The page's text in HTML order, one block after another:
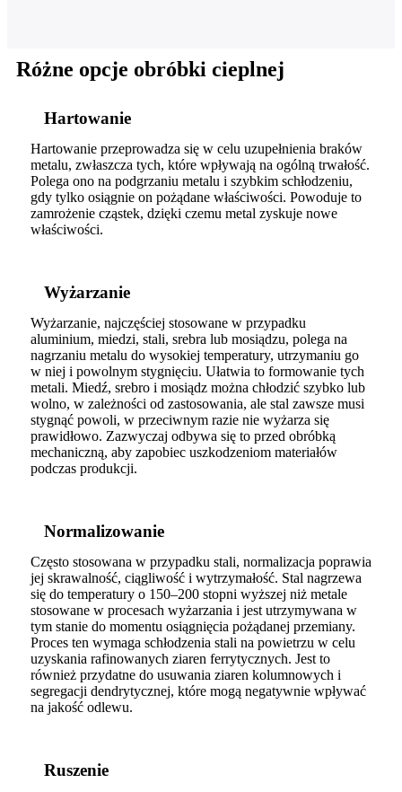
Różne opcje obróbki cieplnej
Hartowanie
Hartowanie przeprowadza się w celu uzupełnienia braków
metalu, zwłaszcza tych, które wpływają na ogólną trwałość.
Polega ono na podgrzaniu metalu i szybkim schłodzeniu,
gdy tylko osiągnie on pożądane właściwości. Powoduje to
zamrożenie cząstek, dzięki czemu metal zyskuje nowe
właściwości.
Wyżarzanie
Wyżarzanie, najczęściej stosowane w przypadku
aluminium, miedzi, stali, srebra lub mosiądzu, polega na
nagrzaniu metalu do wysokiej temperatury, utrzymaniu go
w niej i powolnym stygnięciu. Ułatwia to formowanie tych
metali. Miedź, srebro i mosiądz można chłodzić szybko lub
wolno, w zależności od zastosowania, ale stal zawsze musi
stygnąć powoli, w przeciwnym razie nie wyżarza się
prawidłowo. Zazwyczaj odbywa się to przed obróbką
mechaniczną, aby zapobiec uszkodzeniom materiałów
podczas produkcji.
Normalizowanie
Często stosowana w przypadku stali, normalizacja poprawia
jej skrawalność, ciągliwość i wytrzymałość. Stal nagrzewa
się do temperatury o 150–200 stopni wyższej niż metale
stosowane w procesach wyżarzania i jest utrzymywana w
tym stanie do momentu osiągnięcia pożądanej przemiany.
Proces ten wymaga schłodzenia stali na powietrzu w celu
uzyskania rafinowanych ziaren ferrytycznych. Jest to
również przydatne do usuwania ziaren kolumnowych i
segregacji dendrytycznej, które mogą negatywnie wpływać
na jakość odlewu.
Ruszenie